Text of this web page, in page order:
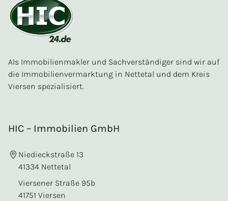
Als Immobilienmakler und Sachverständiger sind wir auf
die Immobilienvermarktung in Nettetal und dem Kreis
Viersen spezialisiert.
HIC – Immobilien GmbH
Niedieckstraße 13
41334 Nettetal
Viersener Straße 95b
41751 Viersen